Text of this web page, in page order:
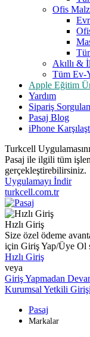
Ofis
Akıllı &
Tüm Ev-
Apple Eğitim
Yardım
Sipariş
Pasaj Blog
iPhone
Turkcell
Pasaj ile ilgili tüm
gerçekleştirebilirsiniz.
Uygulamayı İndir
turkcell.com.tr
Hızlı Giriş
Size özel ödeme
için Giriş Yap/Üye Ol
Hızlı Giriş
veya
Giriş Yapmadan
Kurumsal Yetkili Girişi
Pasaj
Markalar